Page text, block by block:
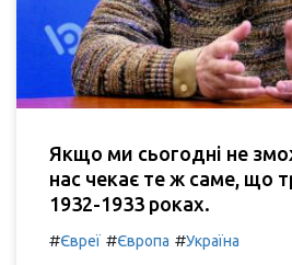
Якщо ми сьогодні не
нас чекає те ж саме, що
1932-1933 роках.
#Євреї #Європа #Україна